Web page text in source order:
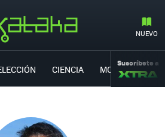
NUEVO
CIENCIA MOVILIDAD
Suscríbete a